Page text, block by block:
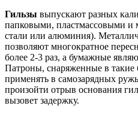
Гильзы выпускают разных
папковыми, пластмассовыми и
стали или алюминия).
позволяют многократное
более 2-3 раз, а бумажные
Патроны, снаряженные в такие
применять в самозарядных
произойти отрыв основания
вызовет задержку.